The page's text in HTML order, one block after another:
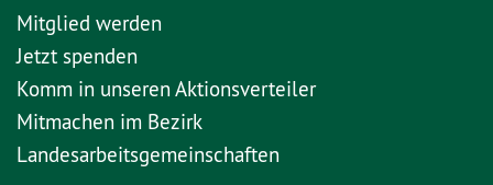
Mitglied werden
Jetzt spenden
Komm in unseren Aktionsverteiler
Mitmachen im Bezirk
Landesarbeitsgemeinschaften